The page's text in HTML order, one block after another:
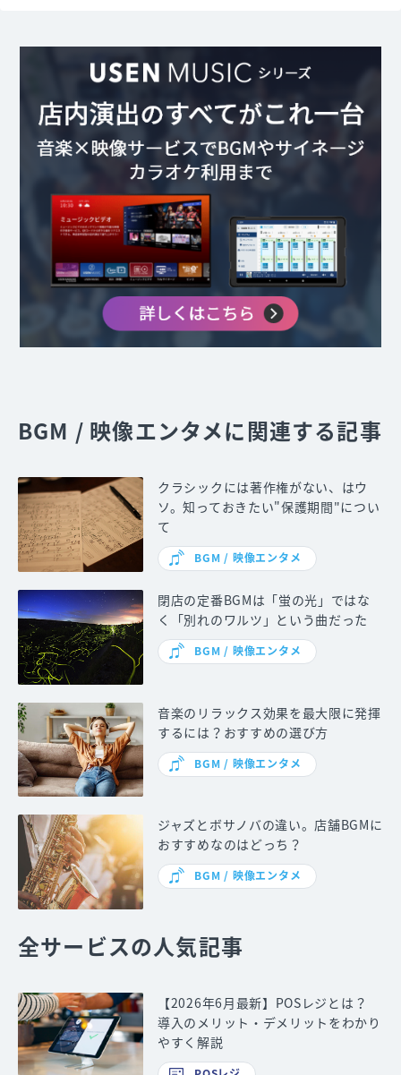
BGM / 映像エンタメに関連する記事
クラシックには著作権がない、はウ
ソ。知っておきたい"保護期間"につい
て
BGM / 映像エンタメ
閉店の定番BGMは「蛍の光」ではな
く「別れのワルツ」という曲だった
BGM / 映像エンタメ
音楽のリラックス効果を最大限に発揮
するには？おすすめの選び方
BGM / 映像エンタメ
ジャズとボサノバの違い。店舗BGMに
おすすめなのはどっち？
BGM / 映像エンタメ
全サービスの人気記事
【2026年6月最新】POSレジとは？
導入のメリット・デメリットをわかり
やすく解説